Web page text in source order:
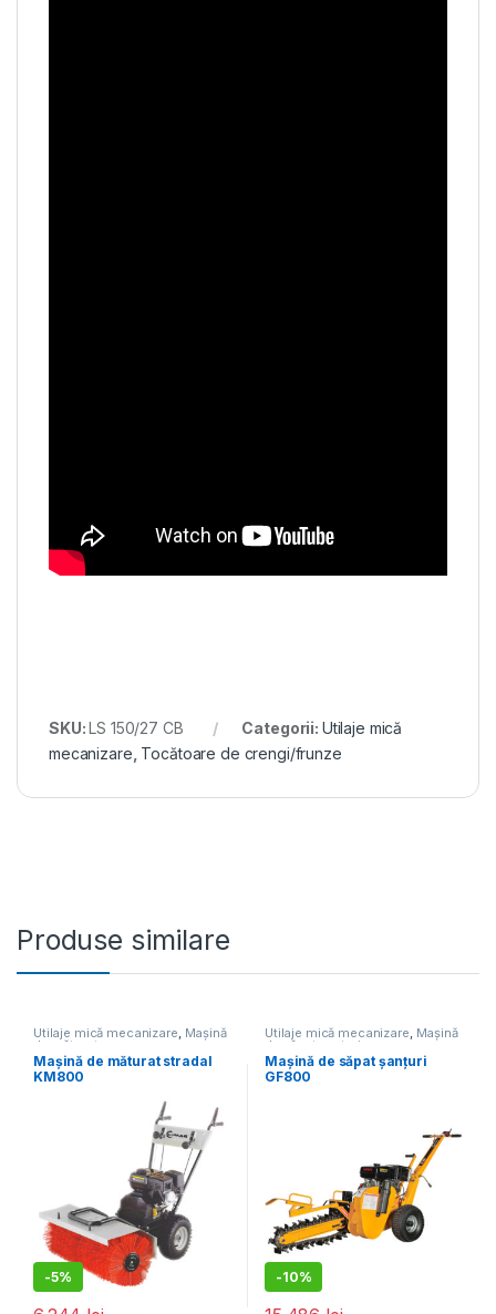
SKU:LS 150/27 CB Categorii: Utilaje mică
mecanizare Tocătoare de crengi/frunze
Produse similare
Utilaje mică mecanizare, Mașină
de măturat
Mașină de măturat stradal
KM800
-5%
Utilaje mică mecanizare, Mașină
de săpat șanțuri
Mașină de săpat șanțuri
GF800
-10%